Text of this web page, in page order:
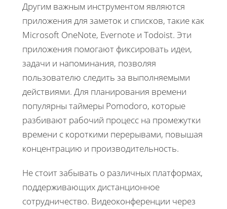
Другим важным инструментом являются
приложения для заметок и списков, такие как
Microsoft OneNote, Evernote и Todoist. Эти
приложения помогают фиксировать идеи,
задачи и напоминания, позволяя
пользователю следить за выполняемыми
действиями. Для планирования времени
популярны таймеры Pomodoro, которые
разбивают рабочий процесс на промежутки
времени с короткими перерывами, повышая
концентрацию и производительность.
Не стоит забывать о различных платформах,
поддерживающих дистанционное
сотрудничество. Видеоконференции через